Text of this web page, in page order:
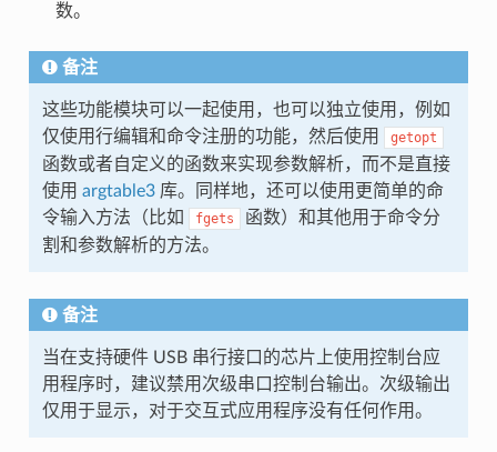
数。
备注
这些功能模块可以一起使用，也可以独立使用，例如
仅使用行编辑和命令注册的功能，然后使用
getopt
函数或者自定义的函数来实现参数解析，而不是直接
使用 argtable3库。同样地，还可以使用更简单的命
令输入方法（比如
fgets
函数）和其他用于命令分
割和参数解析的方法。
备注
当在支持硬件 USB 串行接口的芯片上使用控制台应
用程序时，建议禁用次级串口控制台输出。次级输出
仅用于显示，对于交互式应用程序没有任何作用。